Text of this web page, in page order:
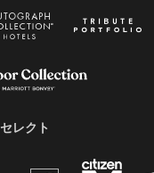
セレクト